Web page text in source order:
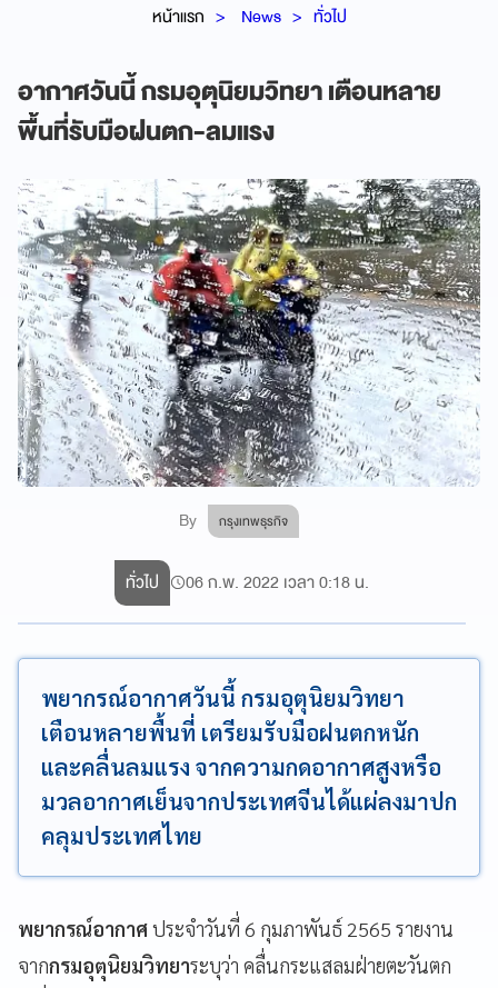
หน้าแรก News ทั่วไป
อากาศวันนี้ กรมอุตุนิยมวิทยา เตือนหลาย
พื้นที่รับมือฝนตก-ลมแรง
By กรุงเทพธุรกิจ
ทั่วไป 06 ก.พ. 2022 เวลา 0:18 น.
พยากรณ์อากาศวันนี้ กรมอุตุนิยมวิทยา
เตือนหลายพื้นที่ เตรียมรับมือฝนตกหนัก
และคลื่นลมแรง จากความกดอากาศสูงหรือ
มวลอากาศเย็นจากประเทศจีนได้แผ่ลงมาปก
คลุมประเทศไทย
พยากรณ์อากาศประจำวันที่ 6 กุมภาพันธ์ 2565 รายงาน
จากกรมอุตุนิยมวิทยาระบุว่า คลื่นกระแสลมฝ่ายตะวันตก